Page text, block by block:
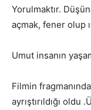
Yorulmaktır.
açmak, fener olup
Umut insanın
Filmin
ayrıştırıldığı